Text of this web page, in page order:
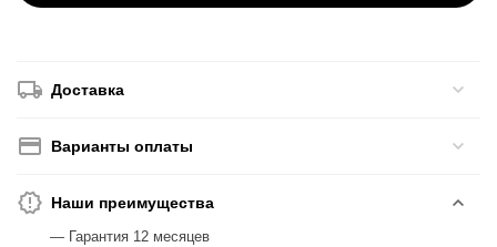
Доставка
Варианты оплаты
Наши преимущества
— Гарантия 12 месяцев